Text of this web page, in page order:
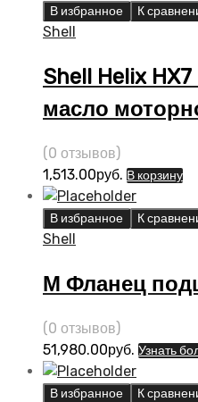
В избранное К
Shell
Shell Helix
масло
(0 отзывов)
1,513.00руб. В корзину
В избранное К
Shell
М Фланец
(0 отзывов)
51,980.00руб. Узнать
В избранное К